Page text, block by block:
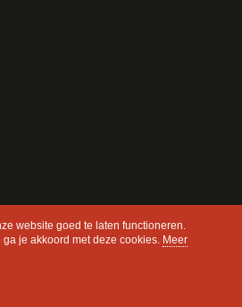
website goed te laten functioneren.
je akkoord met deze cookies. Meer